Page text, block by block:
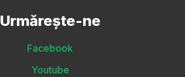
Urmărește-ne
Facebook
Youtube